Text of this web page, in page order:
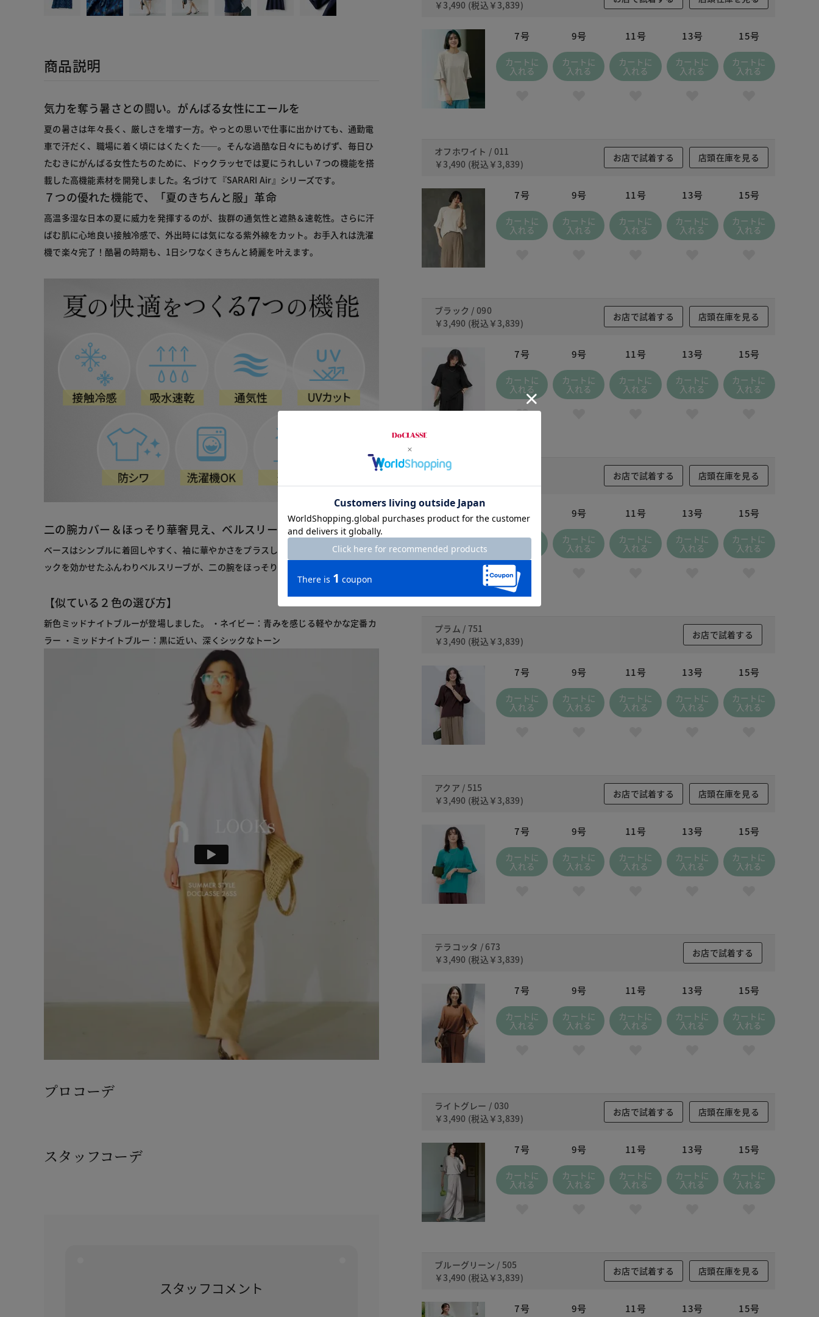
商品説明
気力を奪う暑さとの闘い。がんばる女性にエールを
夏の暑さは年々長く、厳しさを増す一方。やっとの思いで仕事に出かけても、通勤電
車で汗だく、職場に着く頃にはくたくた――。そんな過酷な日々にもめげず、毎日ひ
たむきにがんばる女性たちのために、ドゥクラッセでは夏にうれしい７つの機能を搭
載した高機能素材を開発しました。名づけて『SARARI Air』シリーズです。
７つの優れた機能で、「夏のきちんと服」革命
高温多湿な日本の夏に威力を発揮するのが、抜群の通気性と遮熱＆速乾性。さらに汗
ばむ肌に心地良い接触冷感で、外出時には気になる紫外線をカット。お手入れは洗濯
機で楽々完了！酷暑の時期も、1日シワなくきちんと綺麗を叶えます。
二の腕カバー＆ほっそり華奢見え、ベルスリーブブラウス
ベースはシンプルに着回しやすく、袖に華やかさをプラスしたＴブラウス。袖口にタ
ックを効かせたふんわりベルスリーブが、二の腕をほっそり華奢に見せてくれます。
【似ている２色の選び方】
新色ミッドナイトブルーが登場しました。 ・ネイビー：青みを感じる軽やかな定番カ
ラー ・ミッドナイトブルー：黒に近い、深くシックなトーン
プロコーデ
スタッフコーデ
スタッフコメント
￥3,490 (税込 ￥3,839)
7号
カートに
入れる
9号
カートに
入れる
11号
カートに
入れる
13号
カートに
入れる
15号
カートに
入れる
オフホワイト / 011
￥3,490 (税込 ￥3,839)
お店で試着する 店頭在庫を見る
7号
カートに
入れる
9号
カートに
入れる
11号
カートに
入れる
13号
カートに
入れる
15号
カートに
入れる
ブラック / 090
￥3,490 (税込 ￥3,839)
お店で試着する 店頭在庫を見る
7号
カートに
入れる
9号
カートに
入れる
11号
カートに
入れる
13号
カートに
入れる
15号
カートに
入れる
ライトピンク / 311
お店で試着する 店頭在庫を見る
カートに
9号
カートに
入れる
11号
カートに
入れる
13号
カートに
入れる
15号
カートに
入れる
プラム / 751
￥3,490 (税込 ￥3,839)
お店で試着する
7号
カートに
入れる
9号
カートに
入れる
11号
カートに
入れる
13号
カートに
入れる
15号
カートに
入れる
アクア / 515
￥3,490 (税込 ￥3,839)
お店で試着する 店頭在庫を見る
7号
カートに
入れる
9号
カートに
入れる
11号
カートに
入れる
13号
カートに
入れる
15号
カートに
入れる
テラコッタ / 673
￥3,490 (税込 ￥3,839)
お店で試着する
7号
カートに
入れる
9号
カートに
入れる
11号
カートに
入れる
13号
カートに
入れる
15号
カートに
入れる
ライトグレー / 030
￥3,490 (税込 ￥3,839)
お店で試着する 店頭在庫を見る
7号
カートに
入れる
9号
カートに
入れる
11号
カートに
入れる
13号
カートに
入れる
15号
カートに
入れる
ブルーグリーン / 505
￥3,490 (税込 ￥3,839)
お店で試着する 店頭在庫を見る
7号 9号 11号 13号 15号